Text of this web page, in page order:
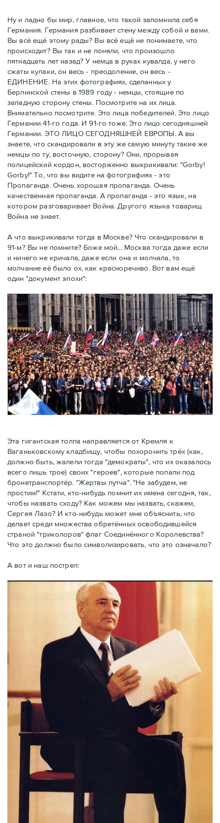
Ну и ладно бы мир, главное, что такой запомнила себя
Германия. Германия разбивает стену между собой и вами.
Вы всё ещё этому рады? Вы всё ещё не понимаете, что
происходит? Вы так и не поняли, что произошло
пятнадцать лет назад? У немца в руках кувалда, у него
сжаты кулаки, он весь - преодоление, он весь -
ЕДИНЕНИЕ. На этих фотографиях, сделанных у
Берлинской стены в 1989 году - немцы, стоящие по
западную сторону стены. Посмотрите на их лица.
Внимательно посмотрите. Это лица победителей. Это лицо
Германии 41-го года. И 91-го тоже. Это лицо сегодняшней
Германии. ЭТО ЛИЦО СЕГОДНЯШНЕЙ ЕВРОПЫ. А вы
знаете, что скандировали в эту же самую минуту такие же
немцы по ту, восточную, сторону? Они, прорывая
полицейский кордон, восторженно выкрикивали: "Gorby!
Gorby!" То, что вы видите на фотографиях - это
Пропаганда. Очень хорошая пропаганда. Очень
качественная пропаганда. А пропаганда - это язык, на
котором разговаривает Война. Другого языка товарищ
Война не знает.
А что выкрикивали тогда в Москве? Что скандировали в
91-м? Вы не помните? Боже мой... Москва тогда даже если
и ничего не кричала, даже если она и молчала, то
молчание её было ох, как красноречиво. Вот вам ещё
один "документ эпохи":
Эта гигантская толпа направляется от Кремля к
Ваганьковскому кладбищу, чтобы похоронить трёх (как,
должно быть, жалели тогда "демократы", что их оказалось
всего лишь трое) своих "героев", которые попали под
бронетранспортёр. "Жертвы путча". "Не забудем, не
простим!" Кстати, кто-нибудь помнит их имена сегодня, так,
чтобы назвать сходу? Как можем мы назвать, скажем,
Сергея Лазо? И кто-нибудь может мне объяснить, что
делает среди множества обретённых освободившейся
страной "триколоров" флаг Соединённого Королевства?
Что это должно было символизировать, что это означало?
А вот и наш пострел: